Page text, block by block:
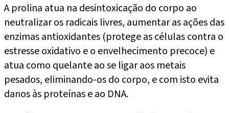
A prolina atua na desintoxicação do corpo ao
neutralizar os radicais livres, aumentar as ações das
enzimas antioxidantes (protege as células contra o
estresse oxidativo e o envelhecimento precoce) e
atua como quelante ao se ligar aos metais
pesados, eliminando-os do corpo, e com isto evita
danos às proteínas e ao DNA.